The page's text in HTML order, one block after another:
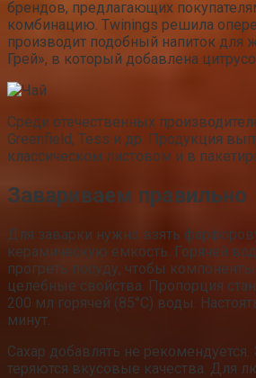
брендов, предлагающих
комбинацию. Twinings решила
производит подобный напиток
Грей», в который добавлена
Среди отечественных
Greenfield, Tess и др. Продукция
классическом листовом и в
Завариваем правильно
Для заварки нужно взять
керамическую емкость. Горячей
прогреть посуду, чтобы
целебные свойства. Пропорция
200 мл горячей (85°C) воды.
минут.
Сахар добавлять не
теряются вкусовые качества. Для